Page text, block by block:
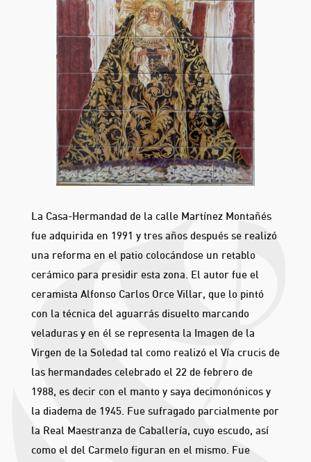
La Casa-Hermandad de la calle Martínez Montañés
fue adquirida en 1991 y tres años después se realizó
una reforma en el patio colocándose un retablo
cerámico para presidir esta zona. El autor fue el
ceramista Alfonso Carlos Orce Villar, que lo pintó
con la técnica del aguarrás disuelto marcando
veladuras y en él se representa la Imagen de la
Virgen de la Soledad tal como realizó el Vía crucis de
las hermandades celebrado el 22 de febrero de
1988, es decir con el manto y saya decimonónicos y
la diadema de 1945. Fue sufragado parcialmente por
la Real Maestranza de Caballería, cuyo escudo, así
como el del Carmelo figuran en el mismo. Fue